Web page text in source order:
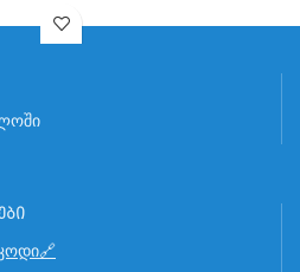
დოზირების, ქიმიური პროცესების
მუშაობას, ქიმიური რეაქციების და